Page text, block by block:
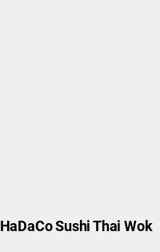
HaDaCo Sushi Thai Wok